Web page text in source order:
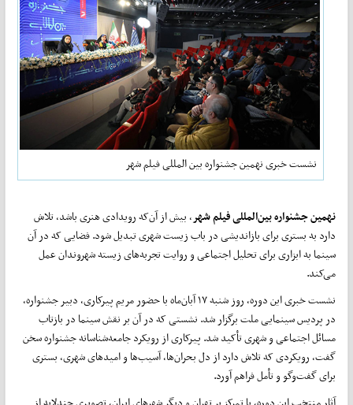
نشست خبری نهمین جشنواره بین المللی فیلم شهر
نهمین جشنواره بین‌المللی فیلم شهر، بیش از آن‌که رویدادی هنری باشد، تلاش
دارد به بستری برای بازاندیشی در باب زیست شهری تبدیل شود. فضایی که در آن
سینما به‌ ابزاری برای تحلیل اجتماعی و روایت تجربه‌های زیسته شهروندان عمل
می‌کند.
نشست خبری این دوره، روز شنبه ۱۷ آبان‌ماه با حضور مریم پیرکاری، دبیر جشنواره،
در پردیس سینمایی ملت برگزار شد. نشستی که در آن بر نقش سینما در بازتاب
مسائل اجتماعی و شهری تأکید شد. پیرکاری از رویکرد جامعه‌شناسانه جشنواره سخن
گفت، رویکردی که تلاش دارد از دل بحران‌ها، آسیب‌ها و امیدهای شهری، بستری
برای گفت‌وگو و تأمل فراهم آورد.